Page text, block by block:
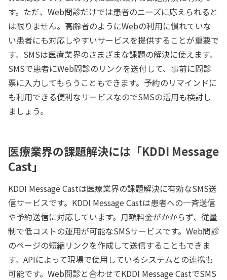
す。ただ、Web問診だけでは患者のニーズに応えられると
は限りません。高齢者のようにWebの利用に慣れていな
い患者にも対応しやすいサービスを提供することが重要で
す。SMSは医療業界のさまざまな課題の解決に使えます。
SMSで患者にWeb問診のリンクを送付して、事前に問診
票に入力してもらうこともできます。予約のリマインドに
も利用できる便利なサービスなのでSMSの活用も検討し
ましょう。
医療業界の課題解決には「KDDI Message
Cast」
KDDI Message Castは医療業界の課題解決に有効なSMS送
信サービスです。KDDI Message Castは患者への一斉送信
や予約送信に対応しています。月額料金がかからず、従量
制で低コストの運用が可能なSMSサービスです。Web問診
のページの短縮リンクを作成して送信することもできま
す。APIによって現場で使用しているシステムとの連携も
可能です。Web問診と合わせてKDDI Message CastでSMS